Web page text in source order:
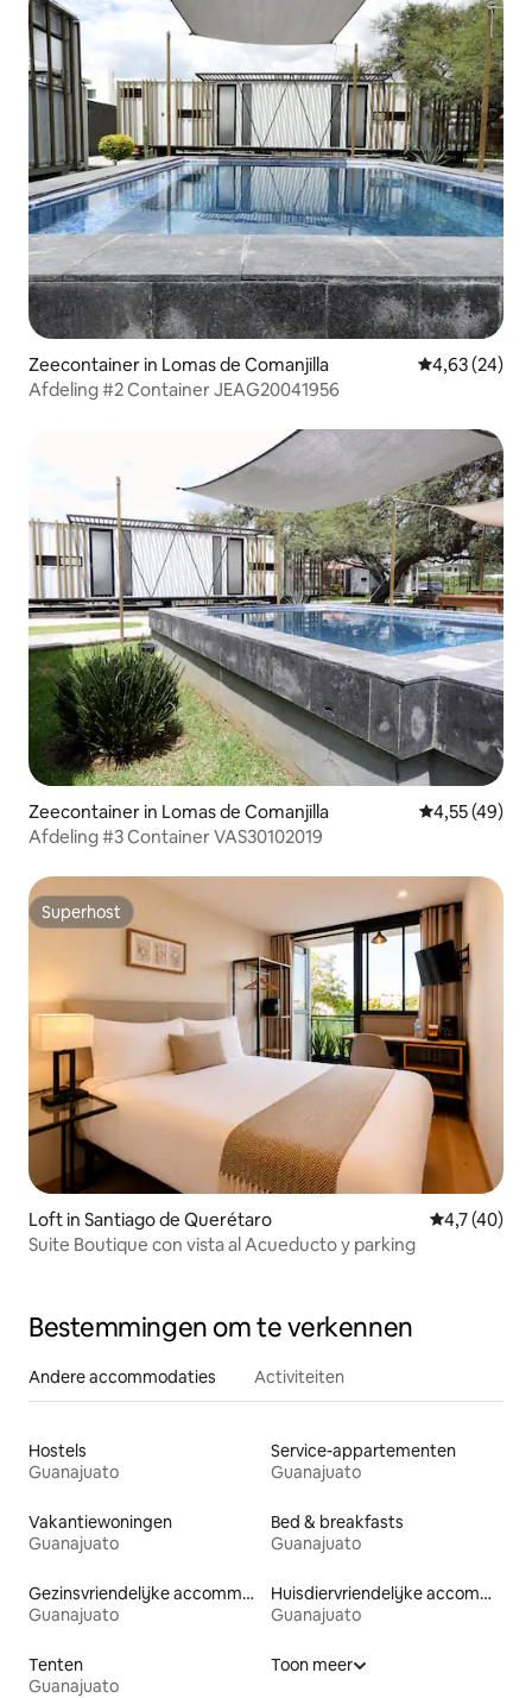
Zeecontainer in Lomas de Comanjilla Gemiddelde
4,63 (24)
Afdeling #2 Container JEAG20041956
Zeecontainer in Lomas de Comanjilla Gemiddelde
4,55 (49)
Afdeling #3 Container VAS30102019
Superhost
Superhost
Loft in Santiago de Querétaro
4,7 (40)
Suite Boutique con vista al Acueducto y parking
Bestemmingen om te verkennen
Andere accommodaties Activiteiten
Hostels
Guanajuato
Service-appartementen
Guanajuato
Vakantiewoningen
Guanajuato
Bed & breakfasts
Guanajuato
Gezinsvriendelijke accommodaties
Guanajuato
Huisdiervriendelijke accommodaties
Guanajuato
Tenten
Guanajuato
Toon meer